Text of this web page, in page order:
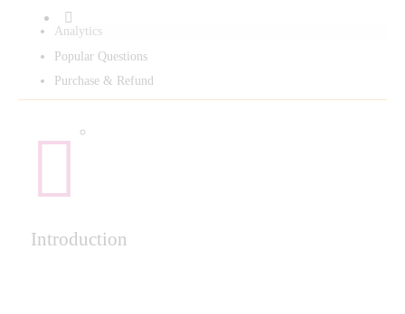
Analytics
Popular Questions
Purchase & Refund
Introduction